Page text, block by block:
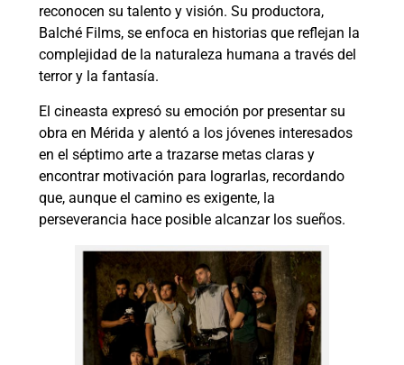
reconocen su talento y visión. Su productora,
Balché Films, se enfoca en historias que reflejan la
complejidad de la naturaleza humana a través del
terror y la fantasía.
El cineasta expresó su emoción por presentar su
obra en Mérida y alentó a los jóvenes interesados
en el séptimo arte a trazarse metas claras y
encontrar motivación para lograrlas, recordando
que, aunque el camino es exigente, la
perseverancia hace posible alcanzar los sueños.